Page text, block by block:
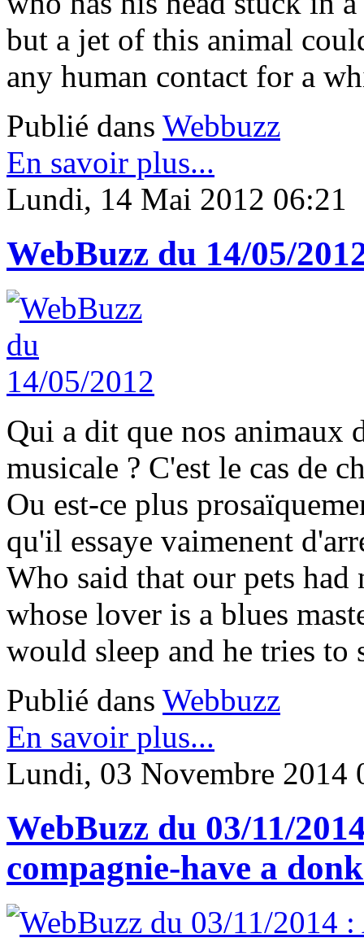
but a jet of this animal
any human contact for a
Publié dans Webbuzz
En savoir plus...
Lundi, 14 Mai 2012 06:21
WebBuzz du 14/05/
Qui a dit que nos animaux
musicale ? C'est le cas de
Ou est-ce plus
qu'il essaye vaimenent
Who said that our pets had
whose lover is a blues
would sleep and he tries to
Publié dans Webbuzz
En savoir plus...
Lundi, 03 Novembre 2014
WebBuzz du 03/11/
compagnie-have a